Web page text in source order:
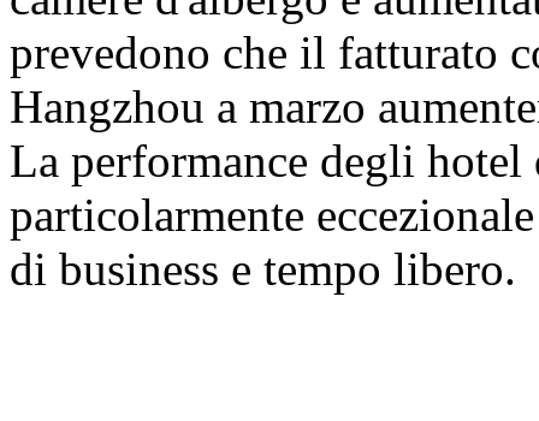
prevedono che il fatturato
Hangzhou a marzo
La performance degli hotel
particolarmente
di business e tempo libero.